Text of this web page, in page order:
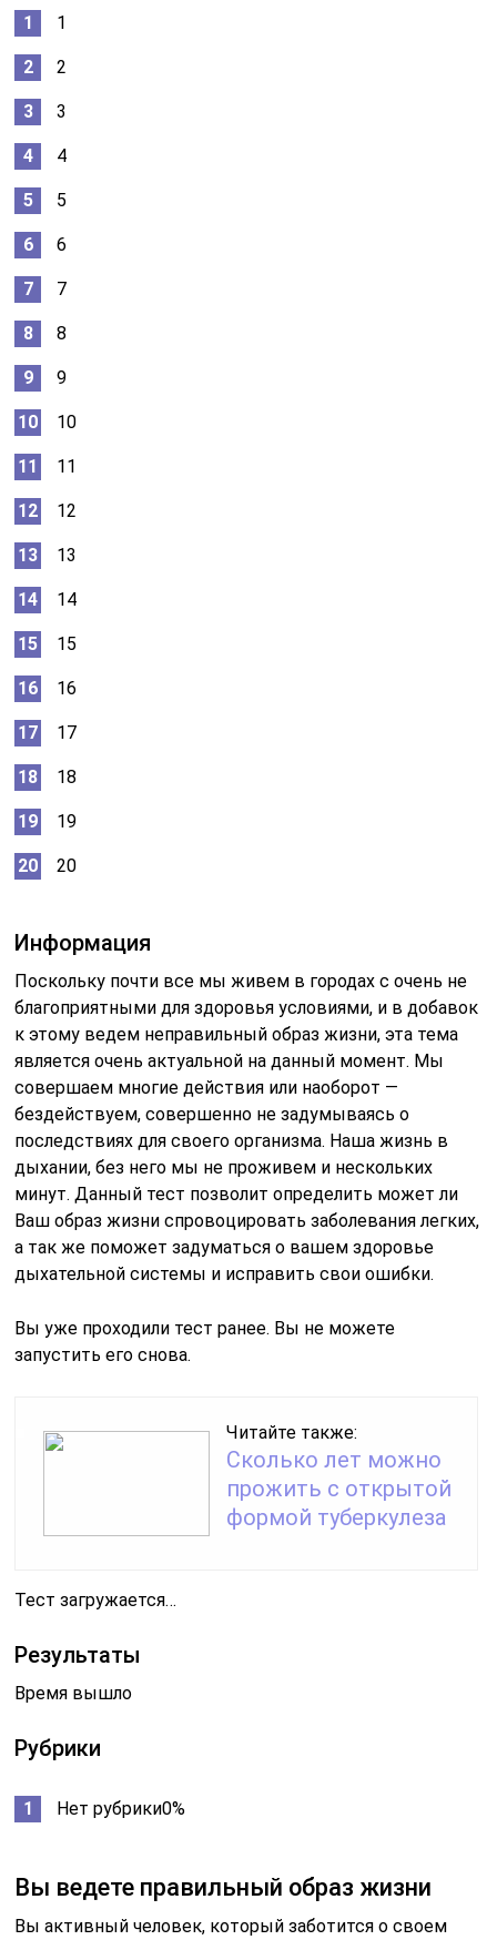
1
2
3
4
5
6
7
8
9
10
11
12
13
14
15
16
17
18
19
20
Информация
Поскольку почти все мы живем в городах с очень не
благоприятными для здоровья условиями, и в добавок
к этому ведем неправильный образ жизни, эта тема
является очень актуальной на данный момент. Мы
совершаем многие действия или наоборот —
бездействуем, совершенно не задумываясь о
последствиях для своего организма. Наша жизнь в
дыхании, без него мы не проживем и нескольких
минут. Данный тест позволит определить может ли
Ваш образ жизни спровоцировать заболевания легких,
а так же поможет задуматься о вашем здоровье
дыхательной системы и исправить свои ошибки.
Вы уже проходили тест ранее. Вы не можете
запустить его снова.
Читайте также:
Сколько лет можно
прожить с открытой
формой туберкулеза
Тест загружается…
Результаты
Время вышло
Рубрики
Нет рубрики0%
Вы ведете правильный образ жизни
Вы активный человек, который заботится о своем